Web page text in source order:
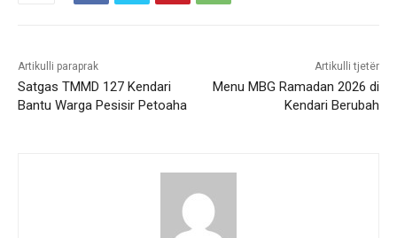
Artikulli paraprak
Satgas TMMD 127 Kendari
Bantu Warga Pesisir Petoaha
Artikulli tjetër
Menu MBG Ramadan 2026 di
Kendari Berubah